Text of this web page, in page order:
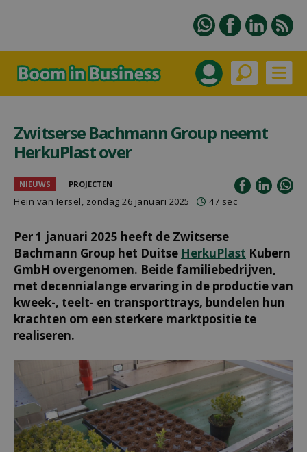
Zwitserse Bachmann Group neemt
HerkuPlast over
NIEUWS PROJECTEN
Hein van Iersel, zondag 26 januari 2025 47 sec
Per 1 januari 2025 heeft de Zwitserse
Bachmann Group het Duitse HerkuPlast Kubern
GmbH overgenomen. Beide familiebedrijven,
met decennialange ervaring in de productie van
kweek-, teelt- en transporttrays, bundelen hun
krachten om een sterkere marktpositie te
realiseren.